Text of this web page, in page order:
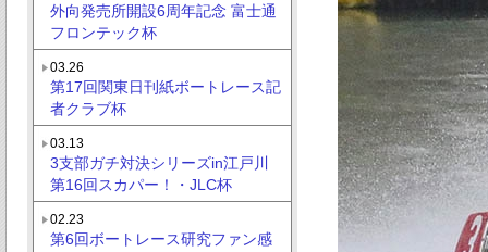
外向発売所開設6周年記念 富士通
フロンテック杯
03.26
第17回関東日刊紙ボートレース記
者クラブ杯
03.13
3支部ガチ対決シリーズin江戸川
第16回スカパー！・JLC杯
02.23
第6回ボートレース研究ファン感